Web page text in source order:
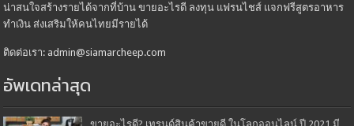
น่าสนใจสร้างรายได้จากที่บ้าน ขายอะไรดี ลงทุน แฟรนไชส์ แจกฟรีสูตรอาหาร
ทำเงิน ส่งเสริมให้คนไทยมีรายได้
ติดต่อเรา: admin@siamarcheep.com
อัพเดทล่าสุด